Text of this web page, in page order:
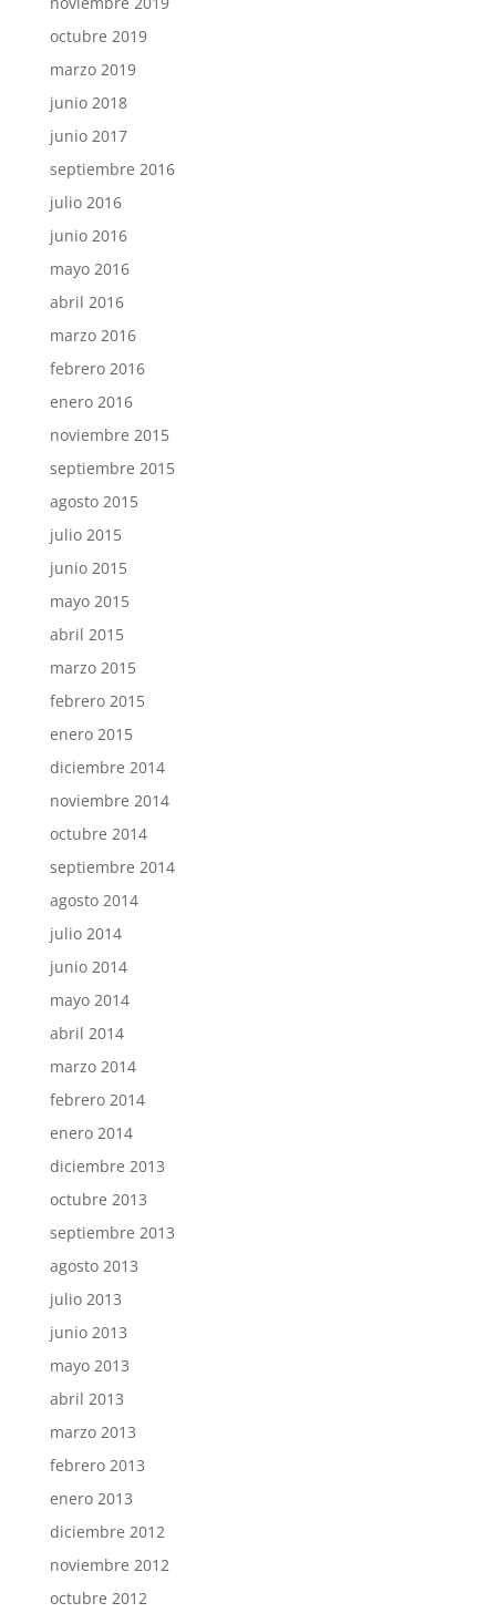
octubre 2019
marzo 2019
junio 2018
junio 2017
septiembre 2016
julio 2016
junio 2016
mayo 2016
abril 2016
marzo 2016
febrero 2016
enero 2016
noviembre 2015
septiembre 2015
agosto 2015
julio 2015
junio 2015
mayo 2015
abril 2015
marzo 2015
febrero 2015
enero 2015
diciembre 2014
noviembre 2014
octubre 2014
septiembre 2014
agosto 2014
julio 2014
junio 2014
mayo 2014
abril 2014
marzo 2014
febrero 2014
enero 2014
diciembre 2013
octubre 2013
septiembre 2013
agosto 2013
julio 2013
junio 2013
mayo 2013
abril 2013
marzo 2013
febrero 2013
enero 2013
diciembre 2012
noviembre 2012
octubre 2012